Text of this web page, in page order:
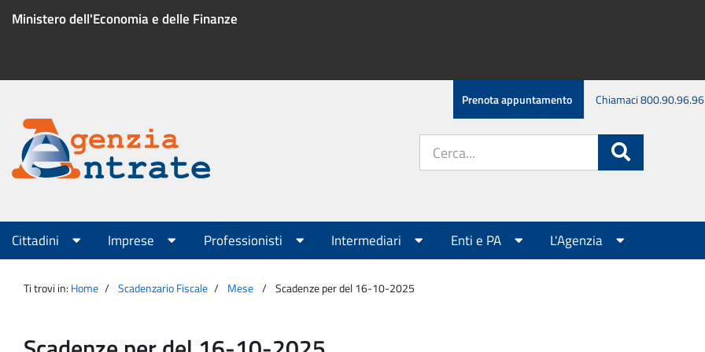
Ministero dell'Economia e delle Finanze
Menu
servizio
Prenota appuntamento Chiamaci 800.90.96.96
Agenzia
Entrate
sito:
Menu
principale
Cittadini Imprese Professionisti Intermediari Enti e PA L'Agenzia
Ti trovi in: Home Scadenzario Fiscale Mese Scadenze per del 16-10-2025